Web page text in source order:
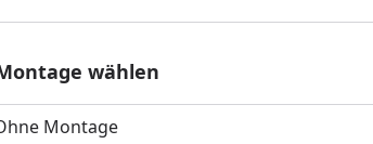
wählen
Montage